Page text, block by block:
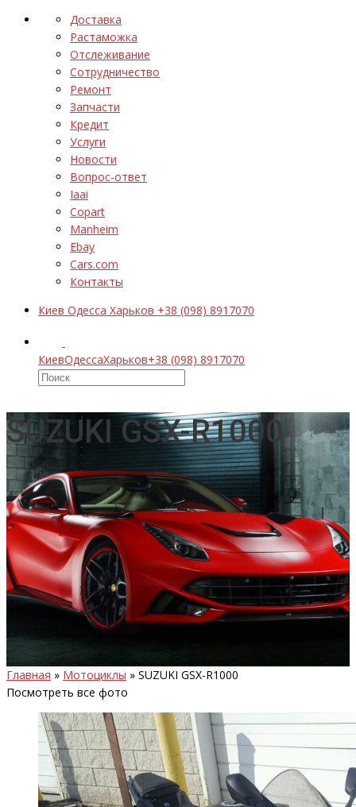
Доставка
Растаможка
Отслеживание
Сотрудничество
Ремонт
Запчасти
Кредит
Услуги
Новости
Вопрос-ответ
Iaai
Copart
Manheim
Ebay
Cars.com
Контакты
Киев Одесса Харьков +38 (098) 8917070
КиевОдессаХарьков+38 (098) 8917070
SUZUKI GSX-R1000
Главная » Мотоциклы » SUZUKI GSX-R1000
Посмотреть все фото